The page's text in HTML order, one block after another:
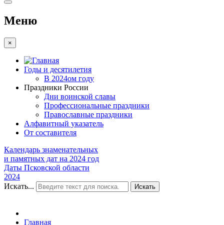
Меню
×
Годы и десятилетия
В 2024ом году
Праздники России
Дни воинской славы
Профессиональные праздники
Православные праздники
Алфавитный указатель
От составителя
Календарь знаменательных
и памятных дат на 2024 год
Даты Псковской области
2024
Искать...
Искать
Главная